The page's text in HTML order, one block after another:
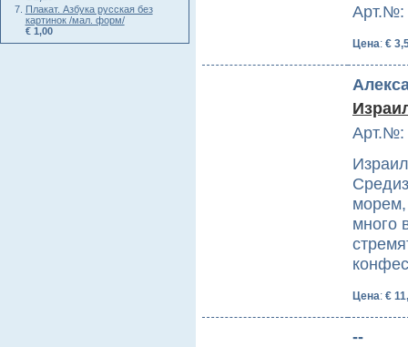
Плакат. Азбука русская без
картинок /мал. форм/
€ 1,00
Арт.№:
Цена: €
Арт.№:
морем,
много
Цена: €
--